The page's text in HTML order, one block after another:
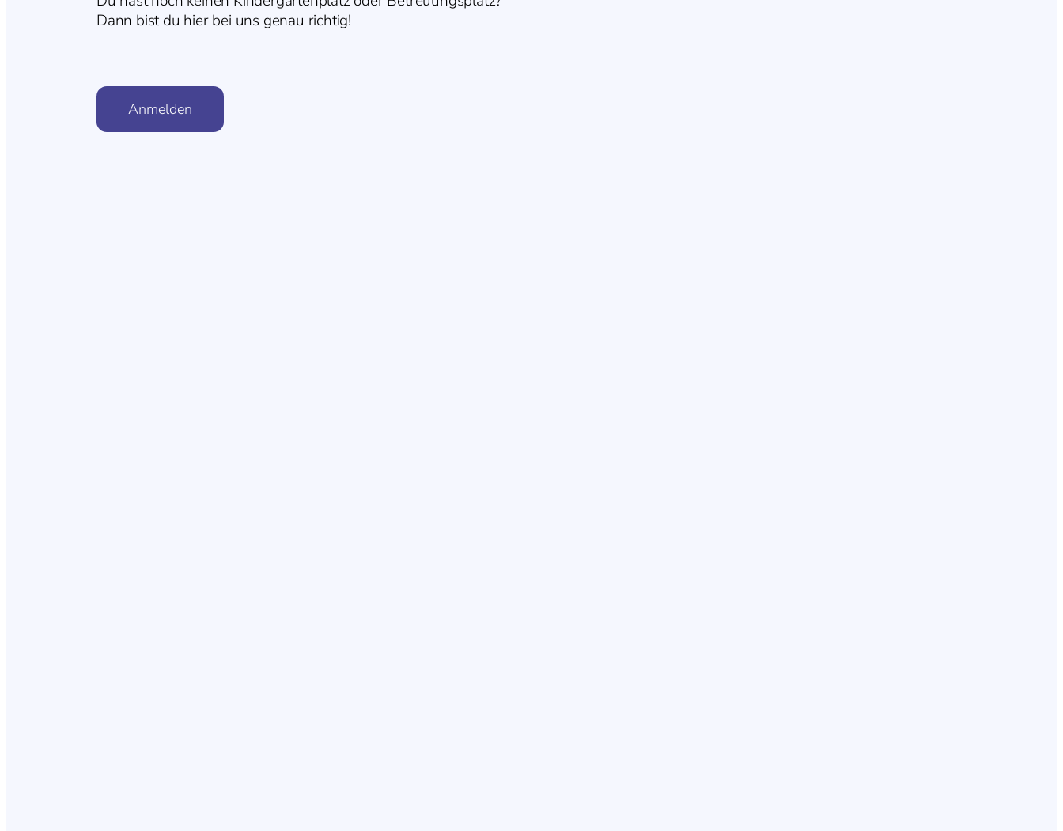
Dann bist du hier bei uns genau richtig!
Anmelden